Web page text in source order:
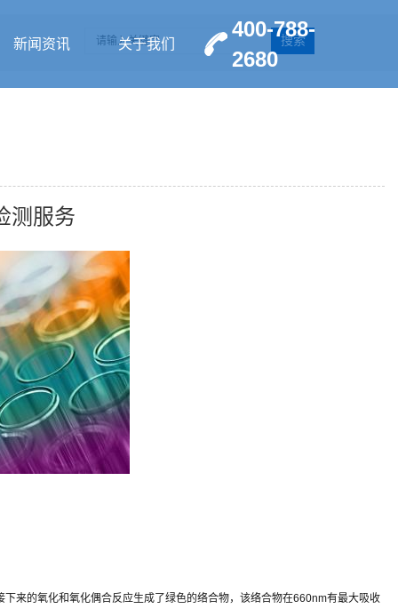
新闻资讯 关于我们
400-788-
2680
搜索
测服务
来的氧化和氧化偶合反应生成了绿色的络合物，该络合物在660nm有最大吸收